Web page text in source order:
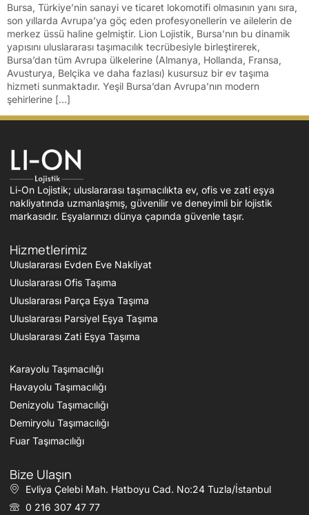
Bursa, Türkiye’nin sanayi ve ticaret lokomotifi olmasının yanı sıra,
son yıllarda Avrupa’ya göç eden profesyonellerin ve ailelerin de
merkez üssü haline gelmiştir. Lion Lojistik, Bursa’nın bu dinamik
yapısını uluslararası taşımacılık tecrübesiyle birleştirerek,
Bursa’dan tüm Avrupa ülkelerine (Almanya, Hollanda, Fransa,
Avusturya, Belçika ve daha fazlası) kusursuz bir ev taşıma
hizmeti sunmaktadır. Yeşil Bursa’dan Avrupa’nın modern
şehirlerine […]
Li-On Lojistik; uluslararası taşımacılıkta ev, ofis ve zati eşya
nakliyatında uzmanlaşmış, güvenilir ve deneyimli bir lojistik
markasıdır. Eşyalarınızı dünya çapında güvenle taşır.
Hizmetlerimiz
Uluslararası Evden Eve Nakliyat
Uluslararası Ofis Taşıma
Uluslararası Parça Eşya Taşıma
Uluslararası Parsiyel Eşya Taşıma
Uluslararası Zati Eşya Taşıma
Karayolu Taşımacılığı
Havayolu Taşımacılığı
Denizyolu Taşımacılığı
Demiryolu Taşımacılığı
Fuar Taşımacılığı
Bize Ulaşın
Evliya Çelebi Mah. Hatboyu Cad. No:24 Tuzla/İstanbul
0 216 307 47 77